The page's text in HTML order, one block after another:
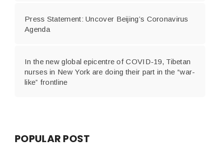
Press Statement: Uncover Beijing’s Coronavirus
Agenda
In the new global epicentre of COVID-19, Tibetan
nurses in New York are doing their part in the “war-
like” frontline
POPULAR POST